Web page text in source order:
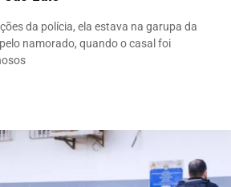
da polícia, ela estava na garupa da
namorado, quando o casal foi